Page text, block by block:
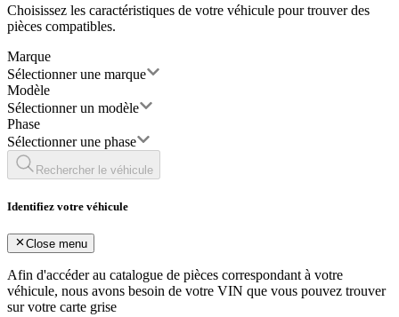
Choisissez les caractéristiques de votre véhicule pour trouver des
pièces compatibles.
Marque
Sélectionner une marque
Modèle
Sélectionner un modèle
Phase
Sélectionner une phase
Rechercher le véhicule
Identifiez votre véhicule
Close menu
Afin d'accéder au catalogue de pièces correspondant à votre
véhicule, nous avons besoin de votre VIN que vous pouvez trouver
sur votre carte grise